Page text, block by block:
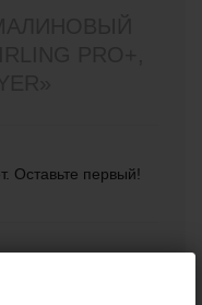
Оставьте первый!